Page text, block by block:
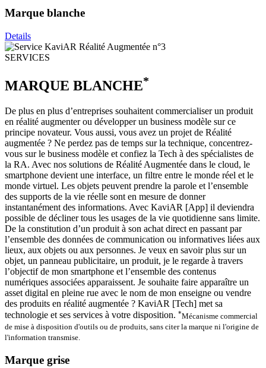
Marque blanche
Details
SERVICES
MARQUE BLANCHE*
De plus en plus d’entreprises souhaitent commercialiser un produit
en réalité augmenter ou développer un business modèle sur ce
principe novateur. Vous aussi, vous avez un projet de Réalité
augmentée ? Ne perdez pas de temps sur la technique, concentrez-
vous sur le business modèle et confiez la Tech à des spécialistes de
la RA. Avec nos solutions de Réalité Augmentée dans le cloud, le
smartphone devient une interface, un filtre entre le monde réel et le
monde virtuel. Les objets peuvent prendre la parole et l’ensemble
des supports de la vie réelle sont en mesure de donner
instantanément des informations. Avec KaviAR [App] il deviendra
possible de décliner tous les usages de la vie quotidienne sans limite.
De la constitution d’un produit à son achat direct en passant par
l’ensemble des données de communication ou informatives liées aux
lieux, aux objets ou aux personnes. Je veux en savoir plus sur un
objet, un panneau publicitaire, un produit, je le regarde à travers
l’objectif de mon smartphone et l’ensemble des contenus
numériques associées apparaissent. Je souhaite faire apparaître un
asset digital en pleine rue avec le nom de mon enseigne ou vendre
des produits en réalité augmentée ? KaviAR [Tech] met sa
technologie et ses services à votre disposition. *Mécanisme commercial
de mise à disposition d'outils ou de produits, sans citer la marque ni l'origine de
l'information transmise.
Marque grise